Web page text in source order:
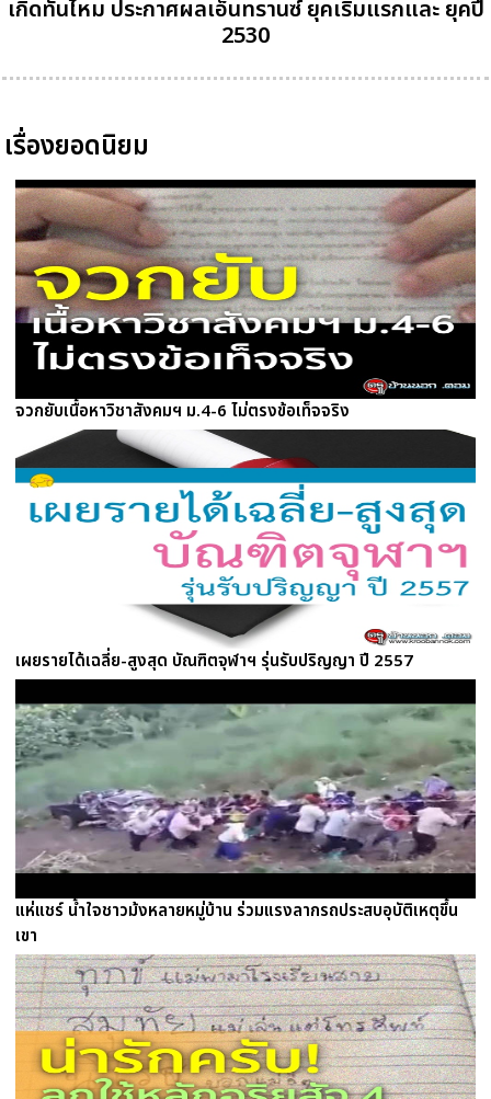
เกิดทันไหม ประกาศผลเอ็นทรานซ์ ยุคเริ่มแรกและ ยุคปี
2530
เรื่องยอดนิยม
จวกยับเนื้อหาวิชาสังคมฯ ม.4-6 ไม่ตรงข้อเท็จจริง
เผยรายได้เฉลี่ย-สูงสุด บัณฑิตจุฬาฯ รุ่นรับปริญญา ปี 2557
แห่แชร์ น้ำใจชาวม้งหลายหมู่บ้าน ร่วมแรงลากรถประสบอุบัติเหตุขึ้น
เขา